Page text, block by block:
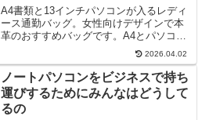
A4書類と13インチパソコンが入るレディ
ース通勤バッグ。女性向けデザインで本
革のおすすめバッグです。A4とパソコン
が両方入ってエレガント。人気ブランド
の高級レザー素材だから働く大人の女性
に似合いますね。しっかりした本革製品
だと耐久性が高いので長く愛用できま
す。
2026.04.02
ノートパソコンをビジネスで持ち
運びするためにみんなはどうして
るの